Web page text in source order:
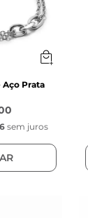
Aço Prata
sem juros